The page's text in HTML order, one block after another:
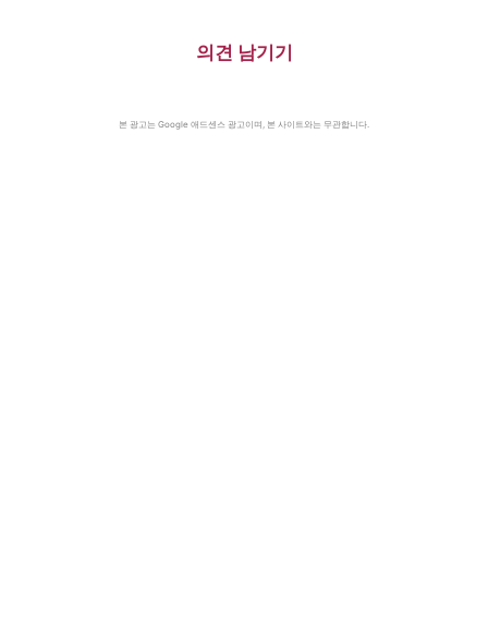
의견 남기기
본 광고는 Google 애드센스 광고이며, 본 사이트와는 무관합니다.